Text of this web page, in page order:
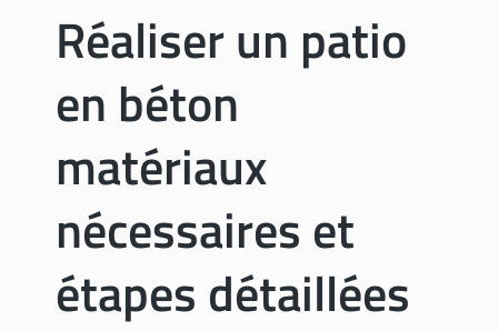
Réaliser un patio
en béton
matériaux
nécessaires et
étapes détaillées